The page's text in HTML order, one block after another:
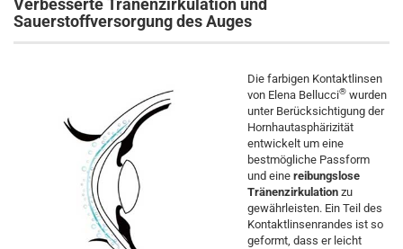
Verbesserte Tränenzirkulation und
Sauerstoffversorgung des Auges
Die farbigen Kontaktlinsen
von Elena Bellucci® wurden
unter Berücksichtigung der
Hornhautasphärizität
entwickelt um eine
bestmögliche Passform
und eine reibungslose
Tränenzirkulation zu
gewährleisten. Ein Teil des
Kontaktlinsenrandes ist so
geformt, dass er leicht